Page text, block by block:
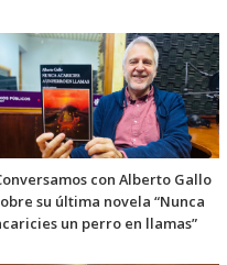
con Alberto Gallo
su última novela “Nunca
un perro en llamas”